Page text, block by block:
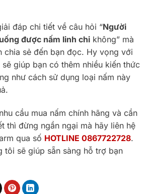
đáp chi tiết về câu hỏi “Người
được nấm linh chi không” mà
chia sẻ đến bạn đọc. Hy vọng với
giúp bạn có thêm nhiều kiến thức
như cách sử dụng loại nấm này
cầu mua nấm chính hãng và cần
thì đừng ngần ngại mà hãy liên hệ
qua số HOTLINE 0867722728.
tôi sẽ giúp sẵn sàng hỗ trợ bạn